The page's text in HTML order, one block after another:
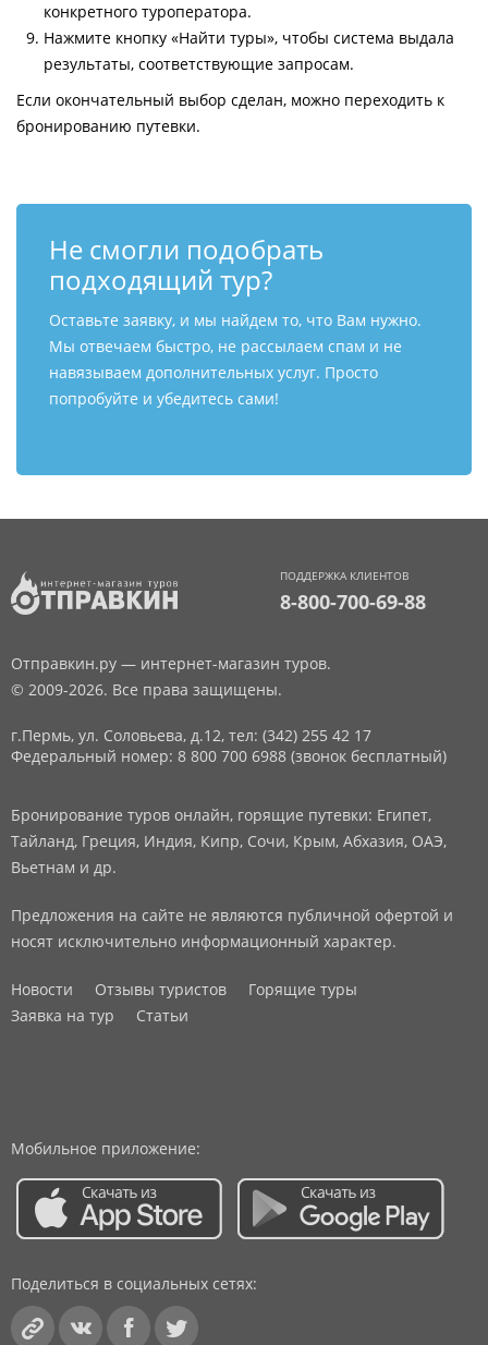
конкретного туроператора.
Нажмите кнопку «Найти туры», чтобы система выдала
результаты, соответствующие запросам.
Если окончательный выбор сделан, можно переходить к
бронированию путевки.
Не смогли подобрать
подходящий тур?
Оставьте заявку, и мы найдем то, что Вам нужно.
Мы отвечаем быстро, не рассылаем спам и не
навязываем дополнительных услуг. Просто
попробуйте и убедитесь сами!
ПОДДЕРЖКА КЛИЕНТОВ
8-800-700-69-88
Отправкин.ру — интернет-магазин туров.
© 2009-2026. Все права защищены.
г.Пермь, ул. Соловьева, д.12, тел: (342) 255 42 17
Федеральный номер: 8 800 700 6988 (звонок бесплатный)
Бронирование туров онлайн, горящие путевки: Египет,
Тайланд, Греция, Индия, Кипр, Сочи, Крым, Абхазия, ОАЭ,
Вьетнам и др.
Предложения на сайте не являются публичной офертой и
носят исключительно информационный характер.
Новости Отзывы туристов
Горящие туры
Заявка на тур
Статьи
Мобильное приложение:
Поделиться в социальных сетях: